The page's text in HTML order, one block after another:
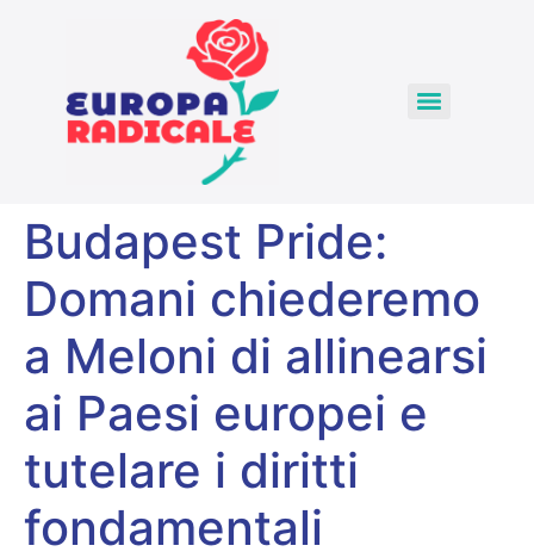
Budapest Pride:
Domani chiederemo
a Meloni di allinearsi
ai Paesi europei e
tutelare i diritti
fondamentali